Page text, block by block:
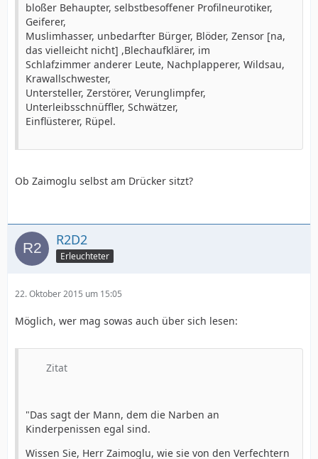
bloßer Behaupter, selbstbesoffener Profilneurotiker,
Geiferer,
Muslimhasser, unbedarfter Bürger, Blöder, Zensor [na,
das vielleicht nicht] ,Blechaufklärer, im
Schlafzimmer anderer Leute, Nachplapperer, Wildsau,
Krawallschwester,
Untersteller, Zerstörer, Verunglimpfer,
Unterleibsschnüffler, Schwätzer,
Einflüsterer, Rüpel.
Ob Zaimoglu selbst am Drücker sitzt?
R2D2
Erleuchteter
22. Oktober 2015 um 15:05
Möglich, wer mag sowas auch über sich lesen:
Zitat
"Das sagt der Mann, dem die Narben an
Kinderpenissen egal sind.
Wissen Sie, Herr Zaimoglu, wie sie von den Verfechtern